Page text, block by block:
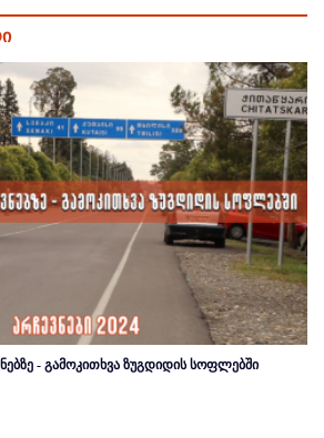
- გამოკითხვა ზუგდიდის სოფლებში